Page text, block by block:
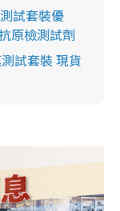
試套裝優
原檢測試劑
試套裝 現貨